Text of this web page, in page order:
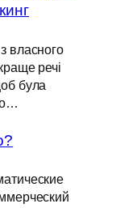
власного
речі
була